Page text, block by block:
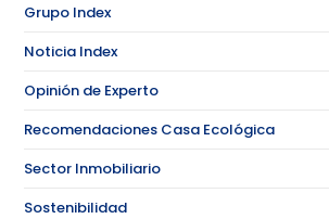
Grupo Index
Noticia Index
Opinión de Experto
Recomendaciones Casa Ecológica
Sector Inmobiliario
Sostenibilidad